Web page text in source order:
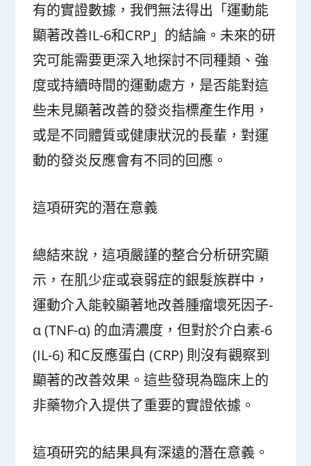
有的實證數據，我們無法得出「運動能
顯著改善IL-6和CRP」的結論。未來的研
究可能需要更深入地探討不同種類、強
度或持續時間的運動處方，是否能對這
些未見顯著改善的發炎指標產生作用，
或是不同體質或健康狀況的長輩，對運
動的發炎反應會有不同的回應。
這項研究的潛在意義
總結來說，這項嚴謹的整合分析研究顯
示，在肌少症或衰弱症的銀髮族群中，
運動介入能較顯著地改善腫瘤壞死因子-
α (TNF-α) 的血清濃度，但對於介白素-6
(IL-6) 和C反應蛋白 (CRP) 則沒有觀察到
顯著的改善效果。這些發現為臨床上的
非藥物介入提供了重要的實證依據。
這項研究的結果具有深遠的潛在意義。